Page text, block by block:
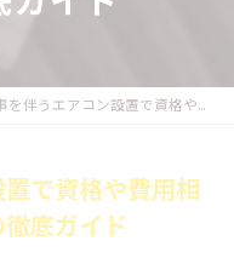
コン設置で資格や費用相場を正しく判断するための徹底ガイド
で資格や費用相
底ガイド